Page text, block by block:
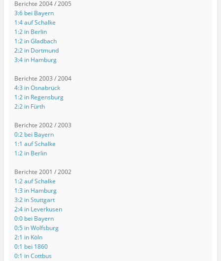
Berichte 2004 / 2005
3:6 bei Bayern
1:4 auf Schalke
1:2 in Berlin
1:2 in Gladbach
2:2 in Dortmund
3:4 in Hamburg
Berichte 2003 / 2004
4:3 in Osnabrück
1:2 in Regensburg
2:2 in Fürth
Berichte 2002 / 2003
0:2 bei Bayern
1:1 auf Schalke
1:2 in Berlin
Berichte 2001 / 2002
1:2 auf Schalke
1:3 in Hamburg
3:2 in Stuttgart
2:4 in Leverkusen
0:0 bei Bayern
0:5 in Wolfsburg
2:1 in Köln
0:1 bei 1860
0:1 in Cottbus